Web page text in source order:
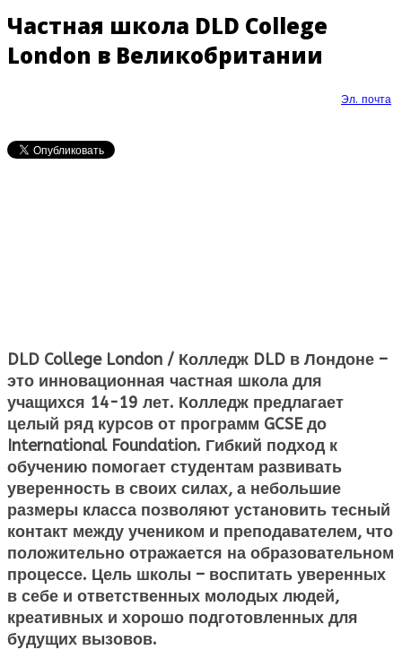
Частная школа DLD College
London в Великобритании
Эл. почта
DLD College London / Колледж DLD в Лондоне –
это инновационная частная школа для
учащихся 14-19 лет. Колледж предлагает
целый ряд курсов от программ GCSE до
International Foundation. Гибкий подход к
обучению помогает студентам развивать
уверенность в своих силах, а небольшие
размеры класса позволяют установить тесный
контакт между учеником и преподавателем, что
положительно отражается на образовательном
процессе. Цель школы – воспитать уверенных
в себе и ответственных молодых людей,
креативных и хорошо подготовленных для
будущих вызовов.